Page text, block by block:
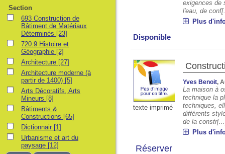
exigences de
l'eau, de
Plus
Disponible
texte imprimé
Yves Benoit,
La maison à
technique la
techniques,
différents
de la
Plus
Réserver
Section
693 Construction de
Bâtiment de Matériaux
Déterminés [23]
720.9 Histoire et
Géographie [2]
Architecture [27]
Architecture moderne (à
partir de 1400) [5]
Arts Décoratifs, Arts
Mineurs [8]
Bâtiments &
Constructions [65]
Dictionnair [1]
Urbanisme et art du
paysage [12]